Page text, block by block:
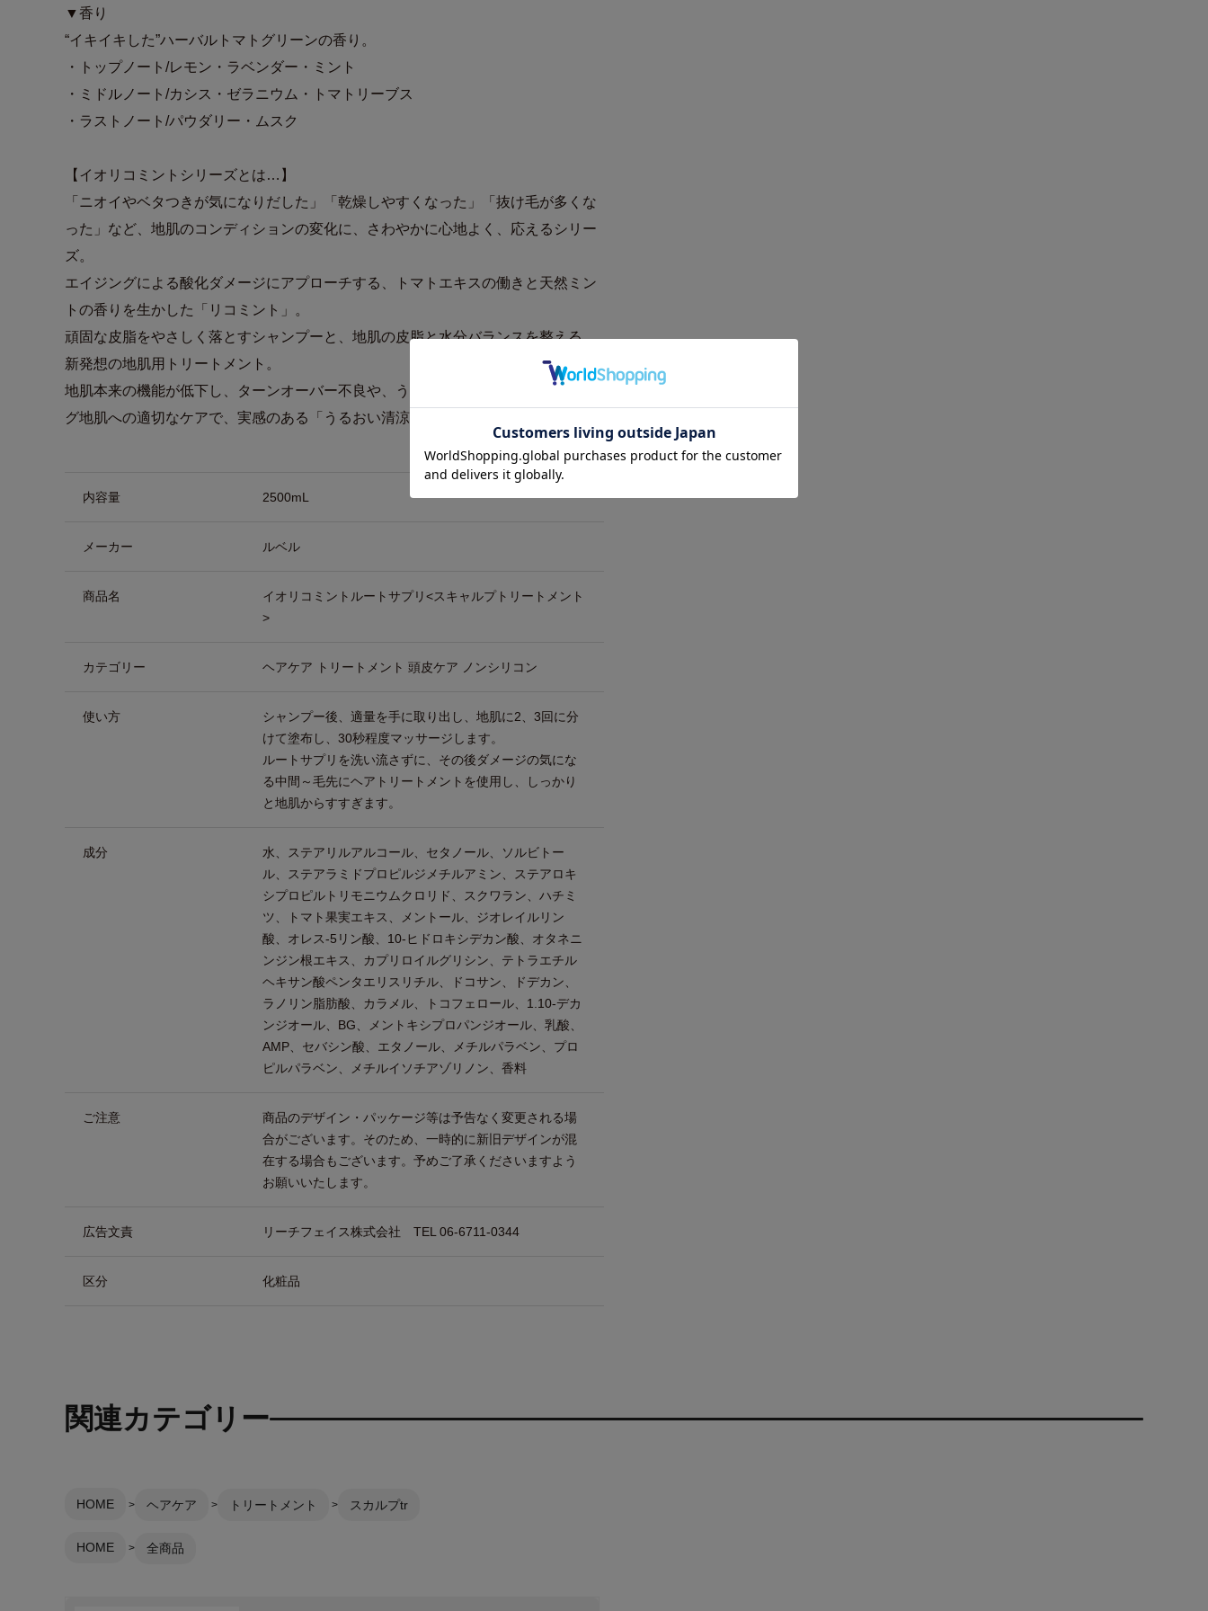
▼香り
“イキイキした”ハーバルトマトグリーンの香り。
・トップノート/レモン・ラベンダー・ミント
・ミドルノート/カシス・ゼラニウム・トマトリーブス
・ラストノート/パウダリー・ムスク
【イオリコミントシリーズとは…】
「ニオイやベタつきが気になりだした」「乾燥しやすくなった」「抜け毛が多くな
った」など、地肌のコンディションの変化に、さわやかに心地よく、応えるシリー
ズ。
エイジングによる酸化ダメージにアプローチする、トマトエキスの働きと天然ミン
トの香りを生かした「リコミント」。
頑固な皮脂をやさしく落とすシャンプーと、地肌の皮脂と水分バランスを整える、
新発想の地肌用トリートメント。
地肌本来の機能が低下し、ターンオーバー不良や、うるおい不足がおこるエイジン
グ地肌への適切なケアで、実感のある「うるおい清涼肌」に導きます。
内容量 2500mL
メーカー ルベル
商品名
イオリコミントルートサプリ<スキャルプトリートメント
>
カテゴリー ヘアケア トリートメント 頭皮ケア ノンシリコン
使い方
シャンプー後、適量を手に取り出し、地肌に2、3回に分
けて塗布し、30秒程度マッサージします。
ルートサプリを洗い流さずに、その後ダメージの気にな
る中間～毛先にヘアトリートメントを使用し、しっかり
と地肌からすすぎます。
成分
水、ステアリルアルコール、セタノール、ソルビトー
ル、ステアラミドプロピルジメチルアミン、ステアロキ
シプロピルトリモニウムクロリド、スクワラン、ハチミ
ツ、トマト果実エキス、メントール、ジオレイルリン
酸、オレス-5リン酸、10-ヒドロキシデカン酸、オタネニ
ンジン根エキス、カプリロイルグリシン、テトラエチル
ヘキサン酸ペンタエリスリチル、ドコサン、ドデカン、
ラノリン脂肪酸、カラメル、トコフェロール、1.10-デカ
ンジオール、BG、メントキシプロパンジオール、乳酸、
AMP、セバシン酸、エタノール、メチルパラベン、プロ
ピルパラベン、メチルイソチアゾリノン、香料
ご注意
商品のデザイン・パッケージ等は予告なく変更される場
合がございます。そのため、一時的に新旧デザインが混
在する場合もございます。予めご了承くださいますよう
お願いいたします。
広告文責 リーチフェイス株式会社 TEL 06-6711-0344
区分 化粧品
関連カテゴリー
HOME ヘアケア トリートメント スカルプtr
HOME 全商品